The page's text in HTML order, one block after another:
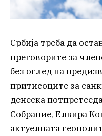
Србија треба да
преговорите за
без оглед на
притисоците за
денеска
Собрание, Елвира
актуелната